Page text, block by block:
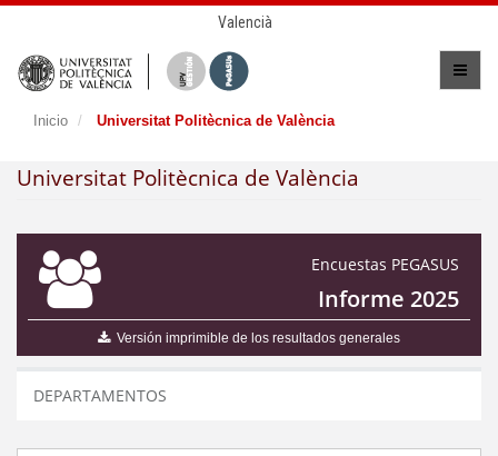
Valencià
Inicio Universitat Politècnica de València
Universitat Politècnica de València
Encuestas PEGASUS
Informe 2025
Versión imprimible de los resultados generales
DEPARTAMENTOS